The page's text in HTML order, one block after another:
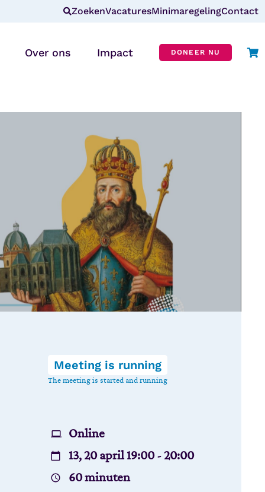
ZoekenVacaturesMinimaregelingContact
Over ons
CBF-erkenning
In de media
Veelgestelde vragen
Impact DONEER NU
Meeting is running
The meeting is started and running
Online
13, 20 april 19:00 - 20:00
60 minuten